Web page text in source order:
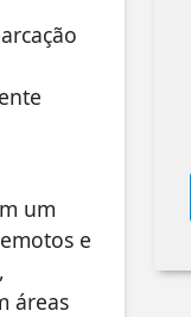
um
e
áreas